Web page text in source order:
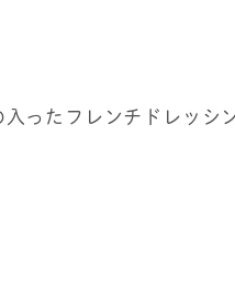
ったフレンチドレッシ